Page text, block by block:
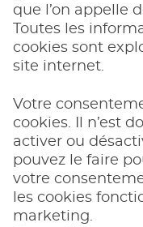
que l’on appelle
Toutes les
cookies sont
site internet.
Votre
cookies. Il n’est
activer ou
pouvez le faire
votre
les cookies
marketing.